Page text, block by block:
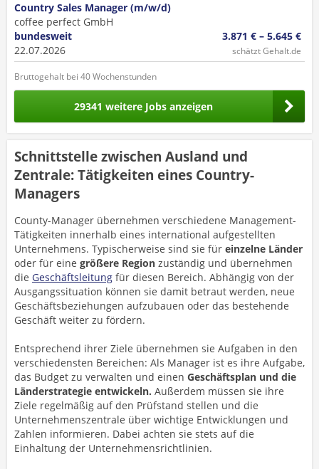
Country Sales Manager (m/w/d)
coffee perfect GmbH
bundesweit
22.07.2026
3.871 € – 5.645 €
schätzt Gehalt.de
Bruttogehalt bei 40 Wochenstunden
29341 weitere Jobs anzeigen
Schnittstelle zwischen Ausland und
Zentrale: Tätigkeiten eines Country-
Managers
County-Manager übernehmen verschiedene Management-
Tätigkeiten innerhalb eines international aufgestellten
Unternehmens. Typischerweise sind sie für einzelne Länder
oder für eine größere Region zuständig und übernehmen
die Geschäftsleitung für diesen Bereich. Abhängig von der
Ausgangssituation können sie damit betraut werden, neue
Geschäftsbeziehungen aufzubauen oder das bestehende
Geschäft weiter zu fördern.
Entsprechend ihrer Ziele übernehmen sie Aufgaben in den
verschiedensten Bereichen: Als Manager ist es ihre Aufgabe,
das Budget zu verwalten und einen Geschäftsplan und die
Länderstrategie entwickeln. Außerdem müssen sie ihre
Ziele regelmäßig auf den Prüfstand stellen und die
Unternehmenszentrale über wichtige Entwicklungen und
Zahlen informieren. Dabei achten sie stets auf die
Einhaltung der Unternehmensrichtlinien.